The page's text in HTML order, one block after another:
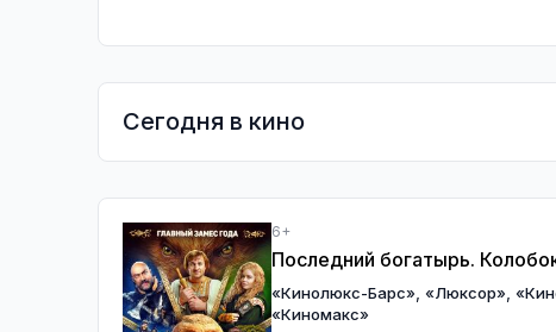
Сегодня в кино
6+
Последний богатырь.
«Кинолюкс-Барс» «Люксор»
«Киномакс»